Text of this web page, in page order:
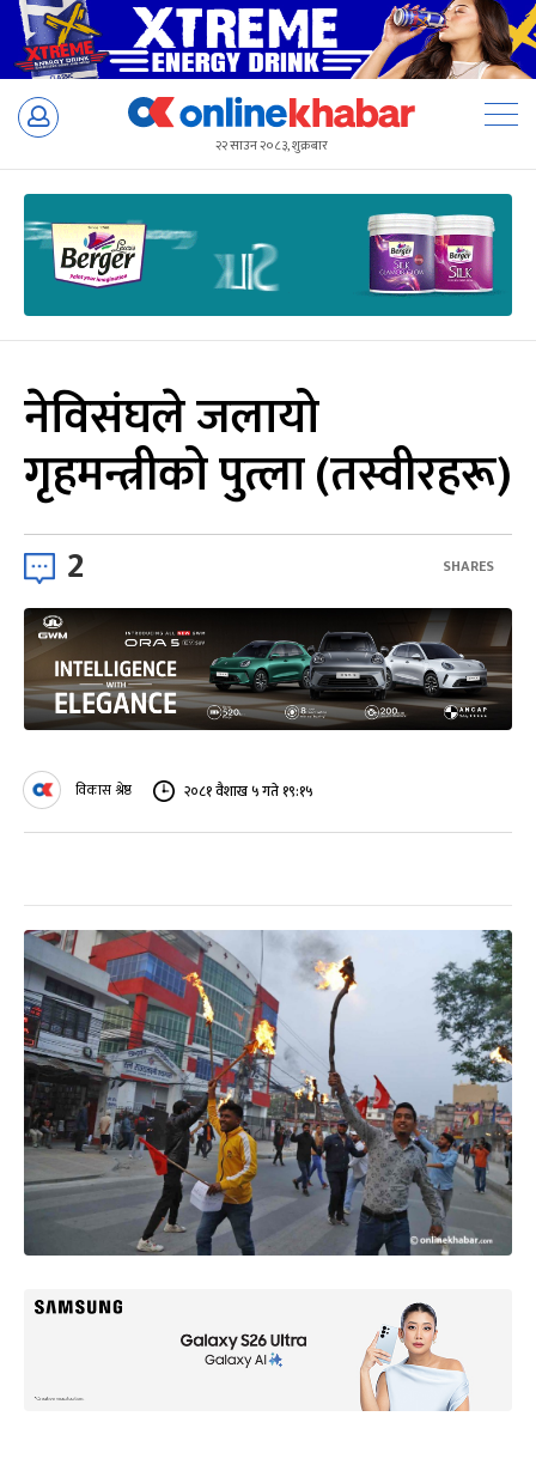
Skip
२२ साउन २०८३, शुक्रबार
नेविसंघले जलायो
गृहमन्त्रीको पुत्ला (तस्वीरहरू)
2 SHARES
विकास श्रेष्ठ २०८१ वैशाख ५ गते १९:१५